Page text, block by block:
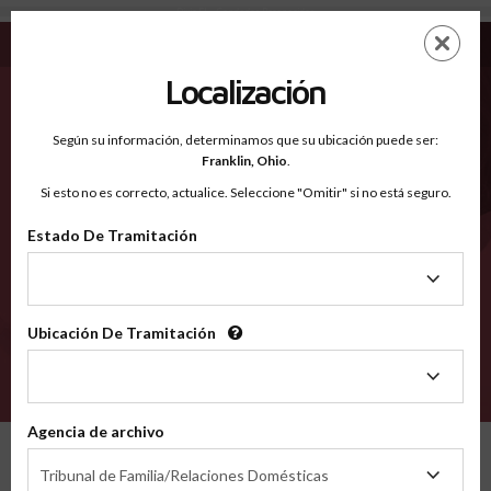
Dixie FL - Condados Reconocidos
EN
Condados Reconocidos
2600
Localización
Según su información, determinamos que su ubicación puede ser:
Franklin, Ohio.
Si esto no es correcto, actualice. Seleccione "Omitir" si no está seguro.
Estado De Tramitación
Tramitación
Ubicación De Tramitación
Tramitación
Agencia de archivo
Tribunal de Familia/Relaciones Domésticas
de